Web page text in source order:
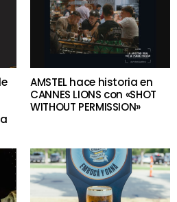
AMSTEL hace historia en
CANNES LIONS con «SHOT
WITHOUT PERMISSION»